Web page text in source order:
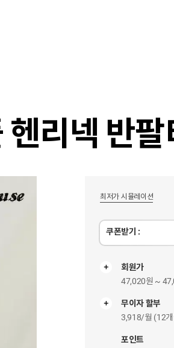
리넥 반팔
최저가 시뮬레이션
쿠폰받기 :
회원가
47,020원 ~
무
무이자 할부
3,918/월 (12개
포인트